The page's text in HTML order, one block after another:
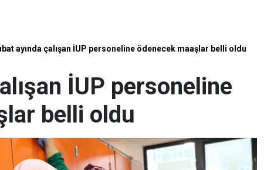
ayında çalışan İUP personeline ödenecek maaşlar belli oldu
İUP personeline
belli oldu